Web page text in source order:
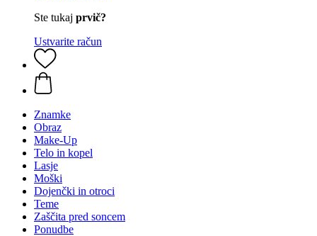
Ste tukaj prvič?
Ustvarite račun
Znamke
Obraz
Make-Up
Telo in kopel
Lasje
Moški
Dojenčki in otroci
Teme
Zaščita pred soncem
Ponudbe